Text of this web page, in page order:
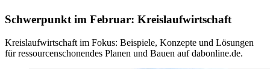
Schwerpunkt im Februar: Kreislaufwirtschaft
Kreislaufwirtschaft im Fokus: Beispiele, Konzepte und Lösungen
für ressourcenschonendes Planen und Bauen auf dabonline.de.